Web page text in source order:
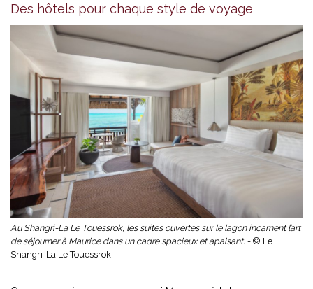
Des hôtels pour chaque style de voyage
Au Shangri-La Le Touessrok, les suites ouvertes sur le lagon incarnent l’art
de séjourner à Maurice dans un cadre spacieux et apaisant. - © Le
Shangri-La Le Touessrok